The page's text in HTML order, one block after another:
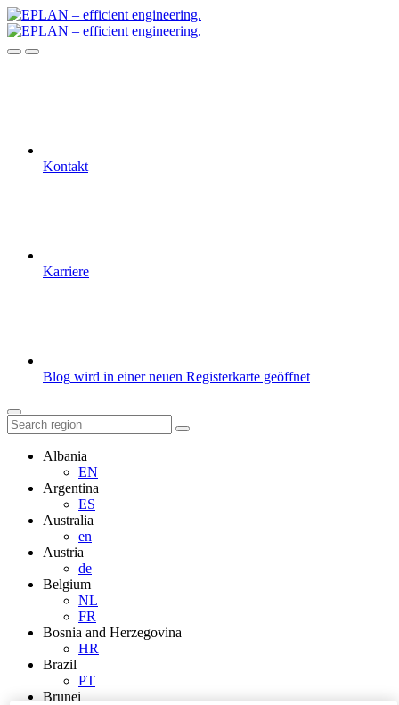
Kontakt
Karriere
Blog wird in einer neuen Registerkarte geöffnet
Albania
EN
Argentina
ES
Australia
en
Austria
de
Belgium
NL
FR
Bosnia and Herzegovina
HR
Brazil
PT
Brunei